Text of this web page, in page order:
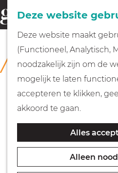
Deze website
Deze website maakt
(Functioneel, Analytisch,
noodzakelijk zijn om de
mogelijk te laten
accepteren te klikken,
akkoord te gaan.
Alles
Alleen
G
a
o
e
k
e
n
COLLECTIE
Huizer Museum